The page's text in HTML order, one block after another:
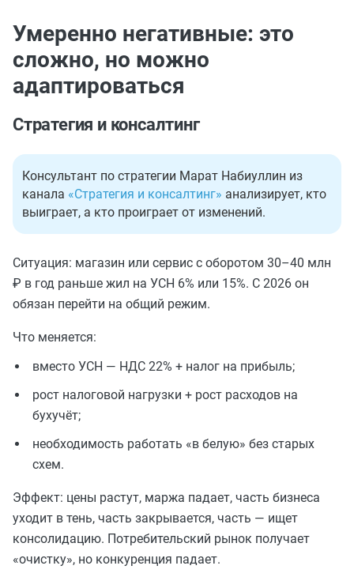
Умеренно негативные: это
сложно, но можно
адаптироваться
Стратегия и консалтинг
Консультант по стратегии Марат Набиуллин из
канала «Стратегия и консалтинг» анализирует, кто
выиграет, а кто проиграет от изменений.
Ситуация: магазин или сервис с оборотом 30–40 млн
₽ в год раньше жил на УСН 6% или 15%. С 2026 он
обязан перейти на общий режим.
Что меняется:
вместо УСН — НДС 22% + налог на прибыль;
рост налоговой нагрузки + рост расходов на
бухучёт;
необходимость работать «в белую» без старых
схем.
Эффект: цены растут, маржа падает, часть бизнеса
уходит в тень, часть закрывается, часть — ищет
консолидацию. Потребительский рынок получает
«очистку», но конкуренция падает.